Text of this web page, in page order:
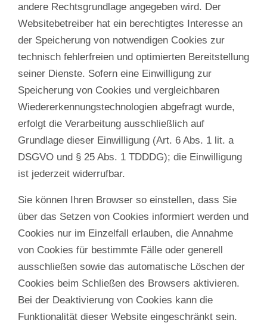
andere Rechtsgrundlage angegeben wird. Der
Websitebetreiber hat ein berechtigtes Interesse an
der Speicherung von notwendigen Cookies zur
technisch fehlerfreien und optimierten Bereitstellung
seiner Dienste. Sofern eine Einwilligung zur
Speicherung von Cookies und vergleichbaren
Wiedererkennungstechnologien abgefragt wurde,
erfolgt die Verarbeitung ausschließlich auf
Grundlage dieser Einwilligung (Art. 6 Abs. 1 lit. a
DSGVO und § 25 Abs. 1 TDDDG); die Einwilligung
ist jederzeit widerrufbar.
Sie können Ihren Browser so einstellen, dass Sie
über das Setzen von Cookies informiert werden und
Cookies nur im Einzelfall erlauben, die Annahme
von Cookies für bestimmte Fälle oder generell
ausschließen sowie das automatische Löschen der
Cookies beim Schließen des Browsers aktivieren.
Bei der Deaktivierung von Cookies kann die
Funktionalität dieser Website eingeschränkt sein.